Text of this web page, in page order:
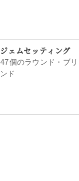
ジェムセッティング
47個のラウンド・ブ
ンド